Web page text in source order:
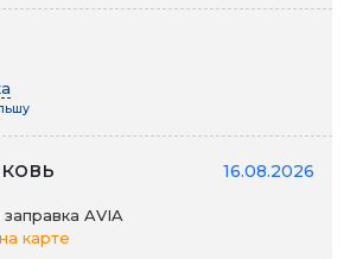
16.08.2026
AVIA
карте